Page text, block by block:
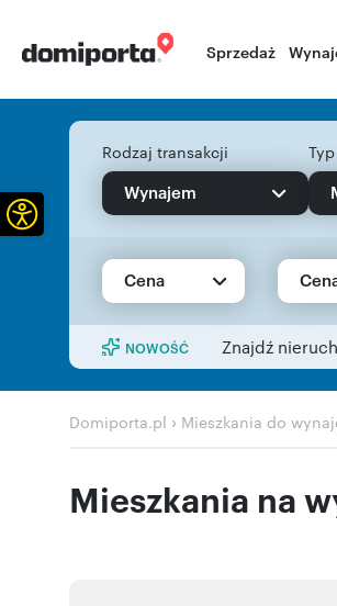
Sprzedaż
Rodzaj transakcji
Wynajem
Cena
NOWOŚĆ Znajdź
Domiporta.pl › Mieszkania do
Mieszkania na
Otwórz pasek narzędzi